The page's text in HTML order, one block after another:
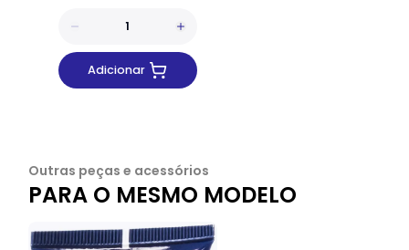
Adicionar
Outras peças e acessórios
PARA O MESMO MODELO